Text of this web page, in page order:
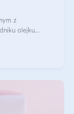
z
olejku